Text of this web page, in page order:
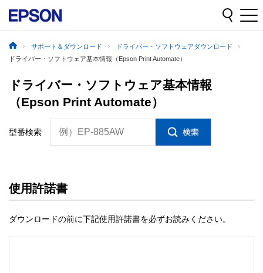
サポート＆ダウンロード
ドライバー・ソフトウェアダウンロード
ドライバー・ソフトウェア基本情報（Epson Print Automate）
ドライバー・ソフトウェア基本情報
（Epson Print Automate）
型番検索 例）EP-885AW
使用許諾書
ダウンロードの前に下記使用許諾書を必ずお読みください。